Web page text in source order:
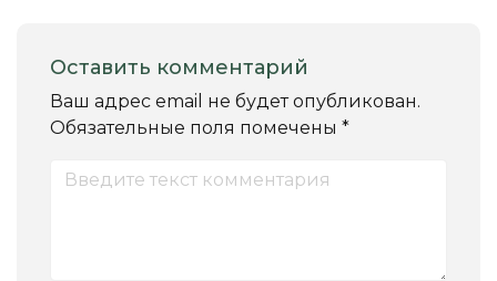
Оставить комментарий
Ваш адрес email не будет опубликован.
Обязательные поля помечены *